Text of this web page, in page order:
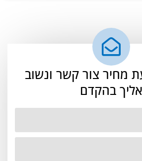
מחיר צור קשר ונשוב
אליך בהקדם